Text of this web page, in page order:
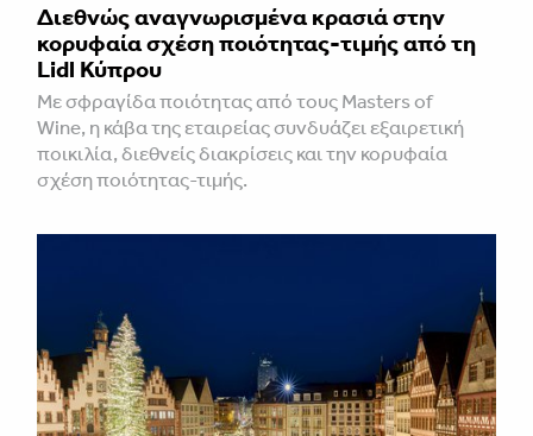
Διεθνώς αναγνωρισμένα κρασιά στην
κορυφαία σχέση ποιότητας-τιμής από τη
Lidl Κύπρου
Με σφραγίδα ποιότητας από τους Masters of
Wine, η κάβα της εταιρείας συνδυάζει εξαιρετική
ποικιλία, διεθνείς διακρίσεις και την κορυφαία
σχέση ποιότητας-τιμής.